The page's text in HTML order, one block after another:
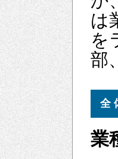
は
を
部
全
業